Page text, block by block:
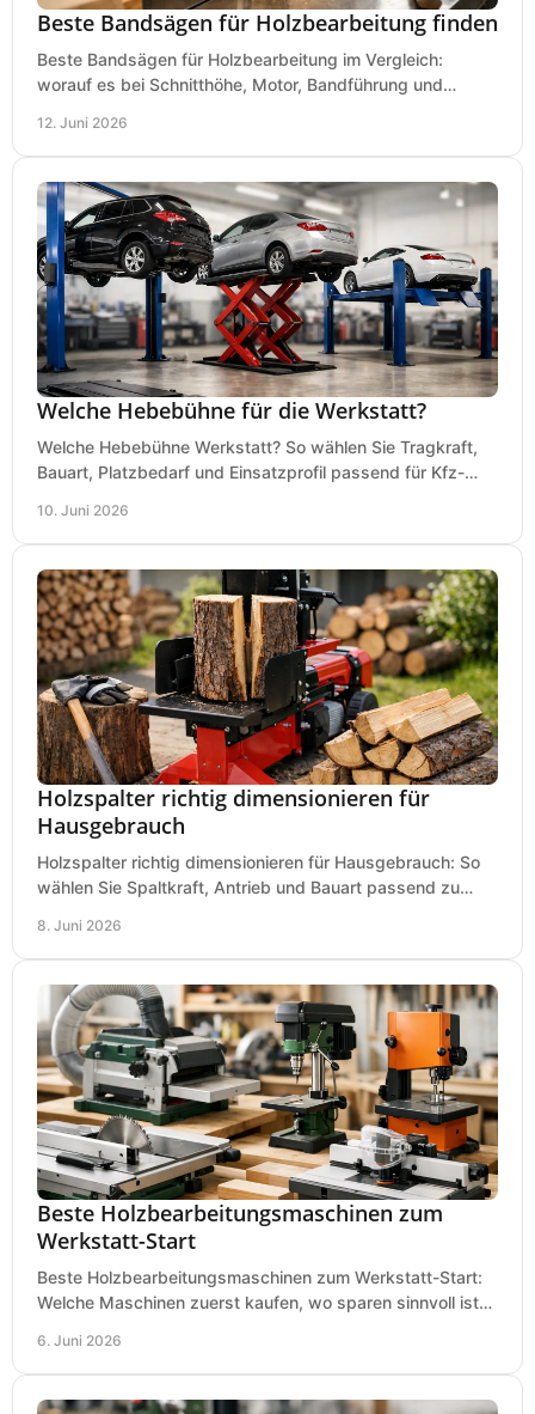
Beste Bandsägen für Holzbearbeitung finden
Beste Bandsägen für Holzbearbeitung im Vergleich:
worauf es bei Schnitthöhe, Motor, Bandführung und
12. Juni 2026
Welche Hebebühne für die Werkstatt?
Welche Hebebühne Werkstatt? So wählen Sie Tragkraft,
Bauart, Platzbedarf und Einsatzprofil passend für Kfz-
10. Juni 2026
Holzspalter richtig dimensionieren für
Hausgebrauch
Holzspalter richtig dimensionieren für Hausgebrauch: So
wählen Sie Spaltkraft, Antrieb und Bauart passend zu
8. Juni 2026
Beste Holzbearbeitungsmaschinen zum
Werkstatt-Start
Beste Holzbearbeitungsmaschinen zum Werkstatt-Start:
Welche Maschinen zuerst kaufen, wo sparen sinnvoll ist
6. Juni 2026